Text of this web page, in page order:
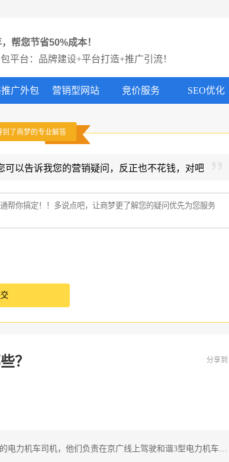
帮您节省50%成本！
平台：品牌建设+平台打造+推广引流！
推广外包 营销型网站 竞价服务 SEO优化
了商梦的专业解答
以告诉我您的营销疑问，反正也不花钱，对吧
？ 分享到
电力机车司机，他们负责在京广线上驾驶和谐3型电力机车…